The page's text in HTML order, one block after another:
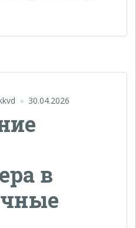
30.04.2026
в